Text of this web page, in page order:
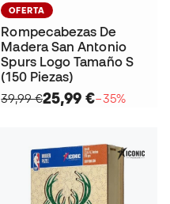
OFERTA
Rompecabezas De
Madera San Antonio
Spurs Logo Tamaño S
(150 Piezas)
39,99 €25,99 €−35%